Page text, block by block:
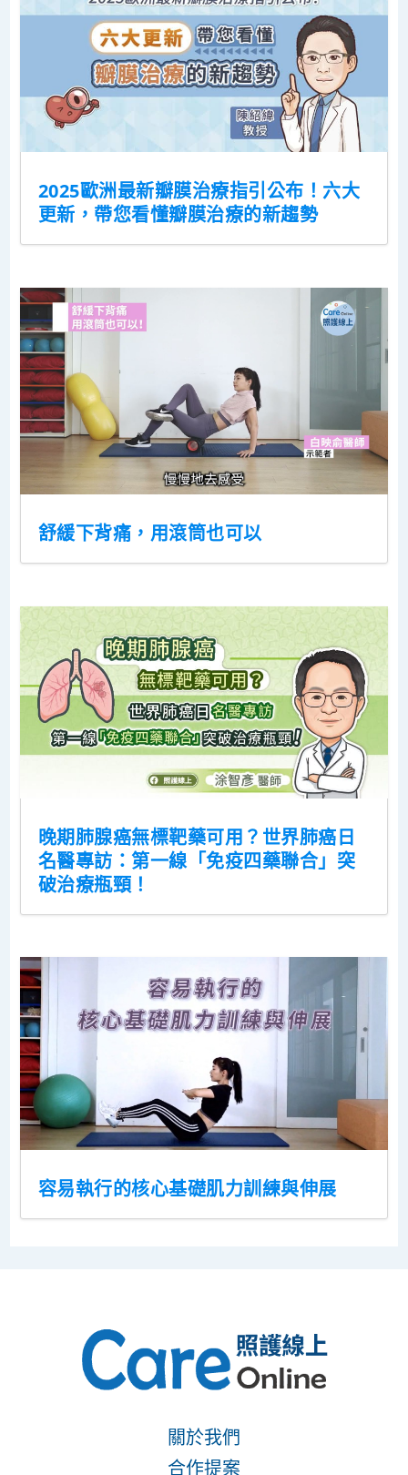
2025歐洲最新瓣膜治療指引公布！六大
更新，帶您看懂瓣膜治療的新趨勢
舒緩下背痛，用滾筒也可以
晚期肺腺癌無標靶藥可用？世界肺癌日
名醫專訪：第一線「免疫四藥聯合」突
破治療瓶頸！
容易執行的核心基礎肌力訓練與伸展
關於我們
合作提案